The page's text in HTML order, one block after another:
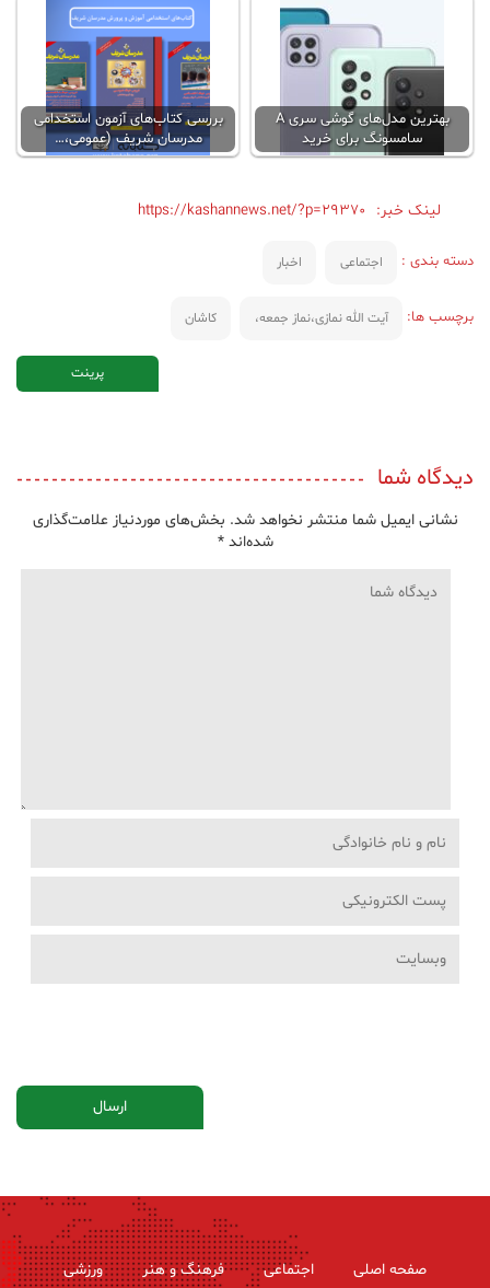
بهترین مدل‌های گوشی سری A
سامسونگ برای خرید
بررسی کتاب‌های آزمون استخدامی
مدرسان شریف (عمومی،…
لینک خبر: https://kashannews.net/?p=29370
دسته بندی : اجتماعی اخبار
برچسب ها: آیت الله نمازی،نماز جمعه، کاشان
پرینت
دیدگاه شما
نشانی ایمیل شما منتشر نخواهد شد. بخش‌های موردنیاز علامت‌گذاری
شده‌اند*
صفحه اصلی اجتماعی فرهنگ و هنر ورزشی